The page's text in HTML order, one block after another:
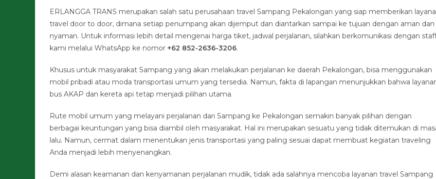
ERLANGGA TRANS merupakan salah satu perusahaan travel Sampang Pekalongan yang siap memberikan
travel door to door, dimana setiap penumpang akan dijemput dan diantarkan sampai ke tujuan dengan aman dan
nyaman. Untuk informasi lebih detail mengenai harga tiket, jadwal perjalanan, silahkan berkomunikasi dengan
kami melalui WhatsApp ke nomor +62 852-2636-3206.
Khusus untuk masyarakat Sampang yang akan melakukan perjalanan ke daerah Pekalongan, bisa menggunakan
mobil pribadi atau moda transportasi umum yang tersedia. Namun, fakta di lapangan menunjukkan bahwa
bus AKAP dan kereta api tetap menjadi pilihan utama.
Rute mobil umum yang melayani perjalanan dari Sampang ke Pekalongan semakin banyak pilihan dengan
berbagai keuntungan yang bisa diambil oleh masyarakat. Hal ini merupakan sesuatu yang tidak ditemukan di
lalu. Namun, cermat dalam menentukan jenis transportasi yang paling sesuai dapat membuat kegiatan traveling
Anda menjadi lebih menyenangkan.
Demi alasan keamanan dan kenyamanan perjalanan mudik, tidak ada salahnya mencoba layanan travel Sampang